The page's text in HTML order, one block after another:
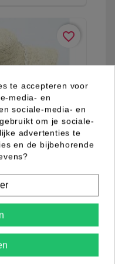
favorite_border
te accepteren voor
media- en
sociale-media- en
om je sociale-
advertenties te
en de bijbehorende